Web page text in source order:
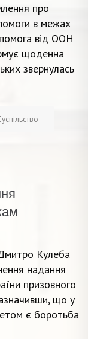
про
в межах
від ООН
щоденна
звернулась
Кулеба
надання
призовного
що у
є боротьба